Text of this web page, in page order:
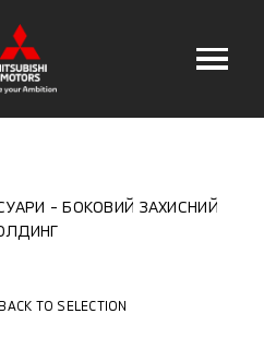
БОКОВИЙ ЗАХИСНИЙ
TO SELECTION